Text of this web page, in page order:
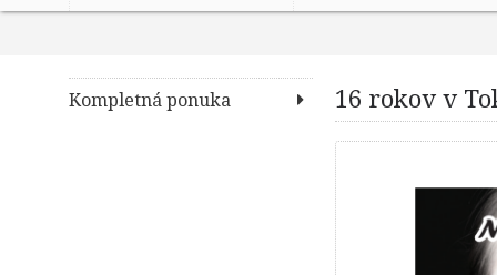
Kompletná ponuka 16 rokov v